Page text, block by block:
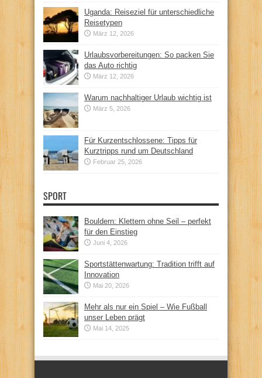
Uganda: Reiseziel für unterschiedliche
Reisetypen
März 12, 2026
Urlaubsvorbereitungen: So packen Sie
das Auto richtig
März 12, 2026
Warum nachhaltiger Urlaub wichtig ist
März 5, 2026
Für Kurzentschlossene: Tipps für
Kurztripps rund um Deutschland
Februar 25, 2026
SPORT
Bouldern: Klettern ohne Seil – perfekt
für den Einstieg
Juni 4, 2026
Sportstättenwartung: Tradition trifft auf
Innovation
Mai 20, 2026
Mehr als nur ein Spiel – Wie Fußball
unser Leben prägt
Mai 14, 2025